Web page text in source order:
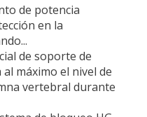
de potencia
en la
de soporte de
al máximo el nivel de
vertebral durante